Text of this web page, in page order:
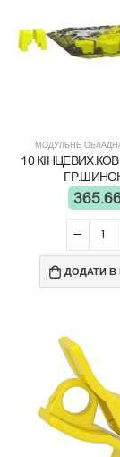
МОДУЛЬНЕ
10
ДОДАТИ